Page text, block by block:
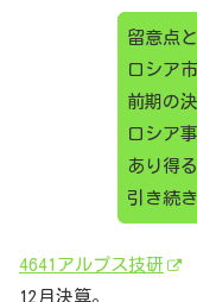
留意点
ロシア
前期の
ロシア
あり得
引き続
4641アルプス技研
12月決算。